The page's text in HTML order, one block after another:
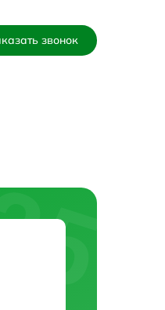
звонок